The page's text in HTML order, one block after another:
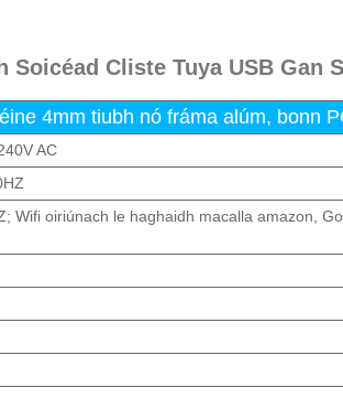
Cliste Tuya USB Gan
4mm tiubh nó fráma alúm, bonn
AC
Wifi oiriúnach le haghaidh macalla amazon,